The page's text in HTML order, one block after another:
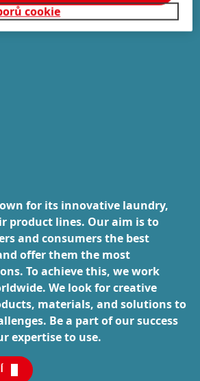
for its innovative laundry,
product lines. Our aim is to
and consumers the best
offer them the most
To achieve this, we work
We look for creative
materials, and solutions to
Be a part of our success
expertise to use.
cookie